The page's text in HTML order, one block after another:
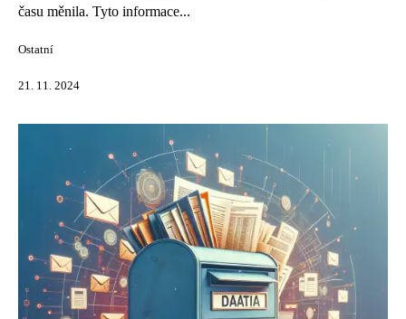
času měnila. Tyto informace...
Ostatní
21. 11. 2024